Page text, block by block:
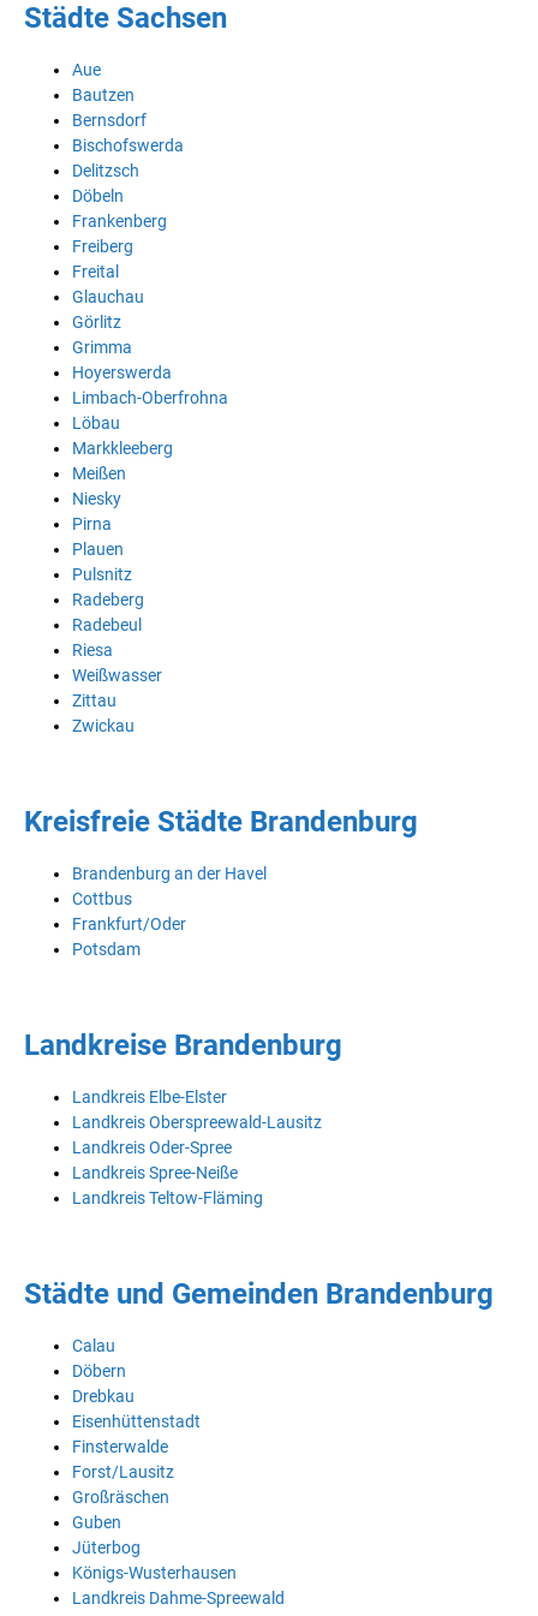
Städte Sachsen
Aue
Bautzen
Bernsdorf
Bischofswerda
Delitzsch
Döbeln
Frankenberg
Freiberg
Freital
Glauchau
Görlitz
Grimma
Hoyerswerda
Limbach-Oberfrohna
Löbau
Markkleeberg
Meißen
Niesky
Pirna
Plauen
Pulsnitz
Radeberg
Radebeul
Riesa
Weißwasser
Zittau
Zwickau
Kreisfreie Städte Brandenburg
Brandenburg an der Havel
Cottbus
Frankfurt/Oder
Potsdam
Landkreise Brandenburg
Landkreis Elbe-Elster
Landkreis Oberspreewald-Lausitz
Landkreis Oder-Spree
Landkreis Spree-Neiße
Landkreis Teltow-Fläming
Städte und Gemeinden Brandenburg
Calau
Döbern
Drebkau
Eisenhüttenstadt
Finsterwalde
Forst/Lausitz
Großräschen
Guben
Jüterbog
Königs-Wusterhausen
Landkreis Dahme-Spreewald